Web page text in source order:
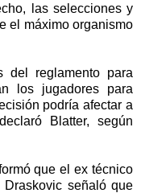
las selecciones y
el máximo organismo
del reglamento para
los jugadores para
podría afectar a
Blatter, según
que el ex técnico
señaló que